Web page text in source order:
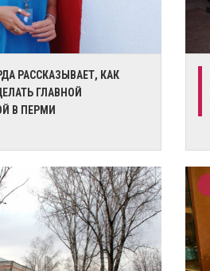
РАССКАЗЫВАЕТ, КАК
ГЛАВНОЙ
В ПЕРМИ